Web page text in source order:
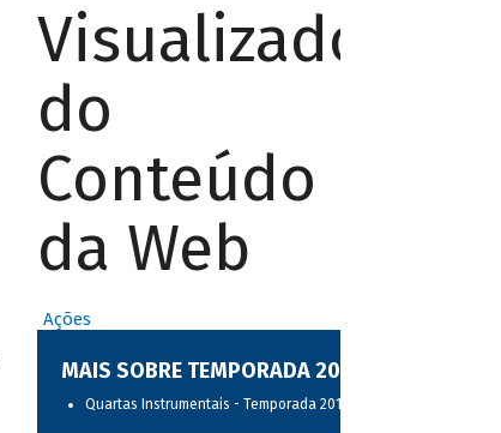
Visualizador
do
Conteúdo
da Web
Ações
MAIS SOBRE TEMPORADA 2017
Quartas Instrumentais - Temporada 2017